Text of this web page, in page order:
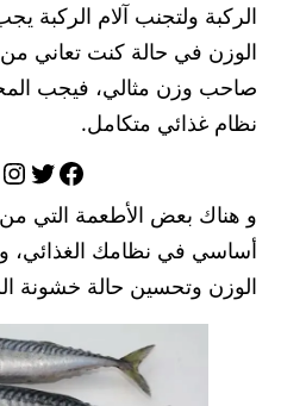
الركبة ولتجنب آلام الركبة
الوزن في حالة كنت تعاني
صاحب وزن مثالي، فيجب
نظام غذائي متكامل.
تويتر
و هناك بعض الأطعمة التي
أساسي في نظامك الغذائي،
الوزن وتحسين حالة خشونة